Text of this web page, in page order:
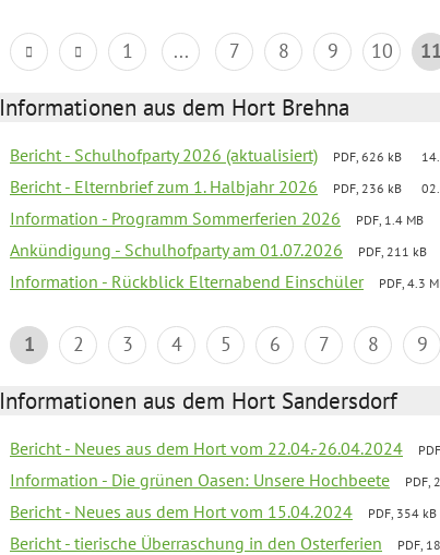
1 ... 7 8 9 10 11
Informationen aus dem Hort Brehna
Bericht - Schulhofparty 2026 (aktualisiert) PDF, 626 kB
Bericht - Elternbrief zum 1. Halbjahr 2026 PDF, 236 kB
Information - Programm Sommerferien 2026 PDF, 1.4 MB
Ankündigung - Schulhofparty am 01.07.2026 PDF, 211 kB
Information - Rückblick Elternabend Einschüler PDF, 4.3
1 2 3 4 5 6 7 8 9
Informationen aus dem Hort Sandersdorf
Bericht - Neues aus dem Hort vom 22.04.-26.04.2024
Information - Die grünen Oasen: Unsere Hochbeete PDF,
Bericht - Neues aus dem Hort vom 15.04.2024 PDF, 354 kB
Bericht - tierische Überraschung in den Osterferien PDF,